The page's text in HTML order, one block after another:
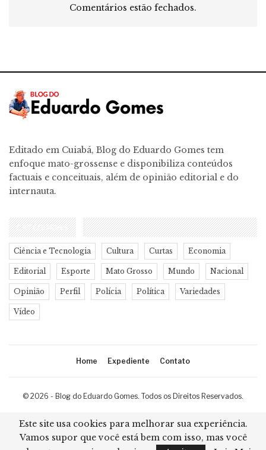
Comentários estão fechados.
Editado em Cuiabá, Blog do Eduardo Gomes tem
enfoque mato-grossense e disponibiliza conteúdos
factuais e conceituais, além de opinião editorial e do
internauta.
CATEGORIAS
Ciência e Tecnologia Cultura Curtas Economia
Editorial Esporte Mato Grosso Mundo Nacional
Opinião Perfil Polícia Política Variedades
Vídeo
Home Expediente Contato
© 2026 - Blog do Eduardo Gomes. Todos os Direitos Reservados.
Desenvolvimento:Ricard Cristian
Este site usa cookies para melhorar sua experiência.
Vamos supor que você está bem com isso, mas você